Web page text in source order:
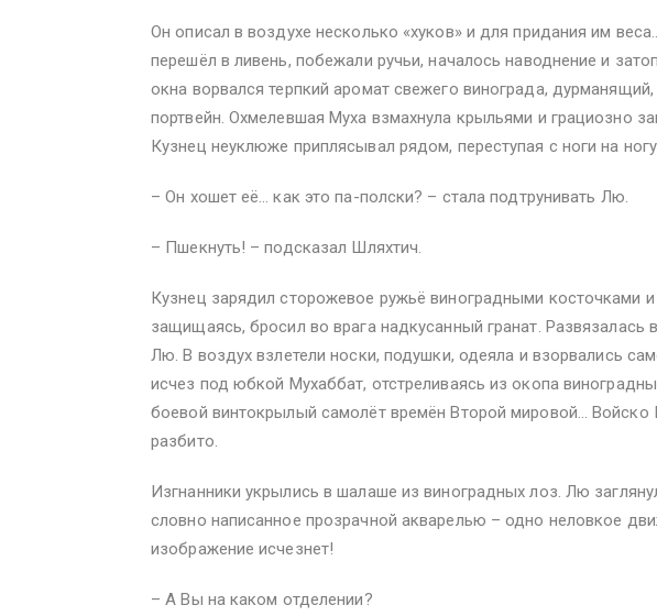
Он описал в воздухе несколько «хуков» и для придания им
перешёл в ливень, побежали ручьи, началось наводнение и
окна ворвался терпкий аромат свежего винограда,
портвейн. Охмелевшая Муха взмахнула крыльями и грациозно
Кузнец неуклюже приплясывал рядом, переступая с ноги на
– Он хошет её… как это па-полски? – стала подтрунивать Лю.
– Пшекнуть! – подсказал Шляхтич.
Кузнец зарядил сторожевое ружьё виноградными косточками
защищаясь, бросил во врага надкусанный гранат. Развязалась
Лю. В воздух взлетели носки, подушки, одеяла и взорвались
исчез под юбкой Мухаббат, отстреливаясь из окопа
боевой винтокрылый самолёт времён Второй мировой…
разбито.
Изгнанники укрылись в шалаше из виноградных лоз. Лю
словно написанное прозрачной акварелью – одно неловкое
изображение исчезнет!
– А Вы на каком отделении?